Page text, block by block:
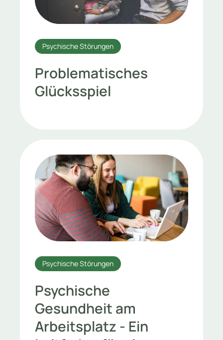
Psychische Störungen
Problematisches
Glücksspiel
Psychische Störungen
Psychische
Gesundheit am
Arbeitsplatz - Ein